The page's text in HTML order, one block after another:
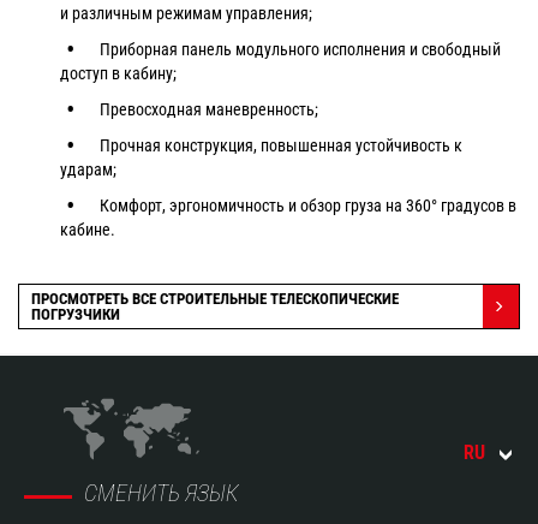
и различным режимам управления;
Приборная панель модульного исполнения и свободный
доступ в кабину;
Превосходная маневренность;
Прочная конструкция, повышенная устойчивость к
ударам;
Комфорт, эргономичность и обзор груза на 360° градусов в
кабине.
ПРОСМОТРЕТЬ ВСЕ СТРОИТЕЛЬНЫЕ ТЕЛЕСКОПИЧЕСКИЕ
ПОГРУЗЧИКИ
СМЕНИТЬ ЯЗЫК
RU